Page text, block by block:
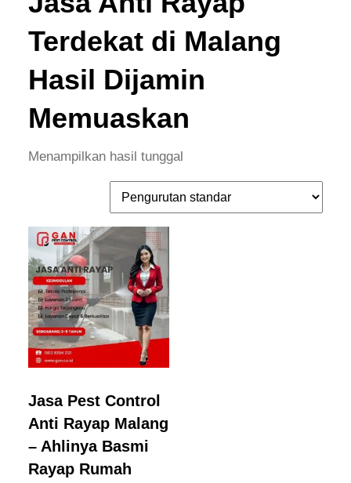
Terdekat di Malang
Hasil Dijamin
Memuaskan
Menampilkan hasil tunggal
Jasa Pest Control
Anti Rayap Malang
– Ahlinya Basmi
Rayap Rumah